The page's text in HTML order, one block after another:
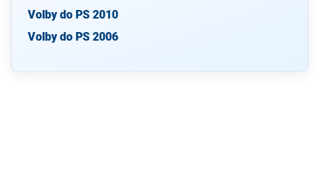
Volby do PS 2010
Volby do PS 2006